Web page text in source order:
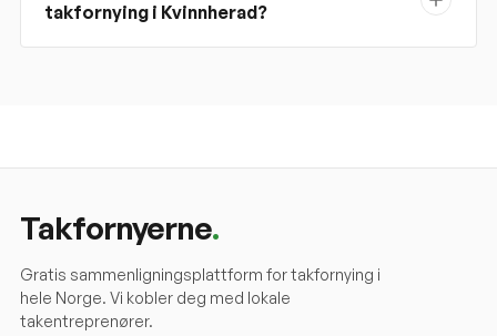
takfornying i Kvinnherad?
Takfornyerne.
Gratis sammenligningsplattform for takfornying i
hele Norge. Vi kobler deg med lokale
takentreprenører.